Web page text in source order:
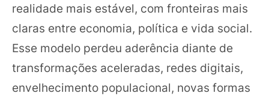
realidade mais estável, com fronteiras mais
claras entre economia, política e vida social.
Esse modelo perdeu aderência diante de
transformações aceleradas, redes digitais,
envelhecimento populacional, novas formas